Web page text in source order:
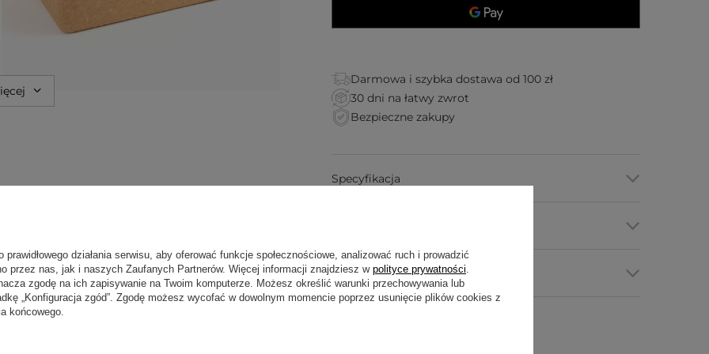
Darmowa i szybka dostawa od 100 zł
30 dni na łatwy zwrot
Bezpieczne zakupy
klocek z naturalnego korka (22 × 14,5
ustawienia na trzech wysokościach.
Ten klocek ustawisz na trzech poziomach i
powierzchnia utrzymuje pewny chwyt nawet przy
Korek jest z natury antystatyczny i antybakteryjny, wg
i kurzem.W Yoga Bazar chętnie pomożemy dobrać
Specyfikacja
Dostawa i zwroty
działania serwisu, aby oferować funkcje społecznościowe, analizować ruch i prowadzić
przez nas, jak i naszych Zaufanych Partnerów. Więcej informacji znajdziesz w polityce prywatności
zgodę na ich zapisywanie na Twoim komputerze. Możesz określić warunki przechowywania lub
„Konfiguracja zgód”. Zgodę możesz wycofać w dowolnym momencie poprzez usunięcie plików cookies z
końcowego.